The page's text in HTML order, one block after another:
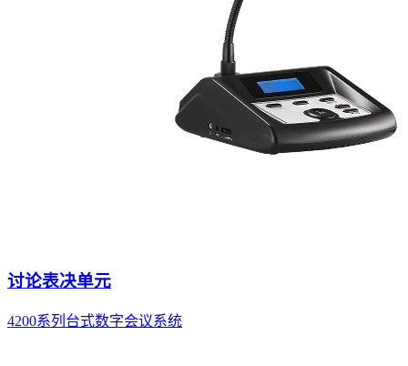
讨论表决单元
4200系列台式数字会议系统